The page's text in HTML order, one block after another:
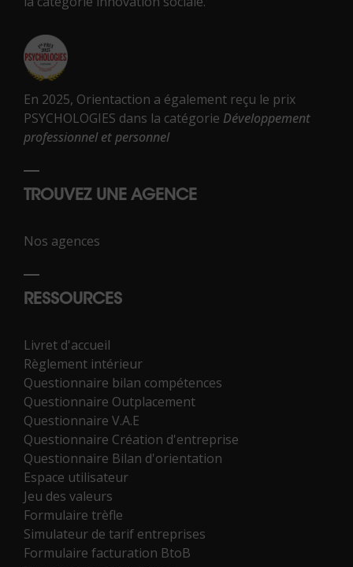
En 2025, Orientaction a également reçu le prix
PSYCHOLOGIES dans la catégorie Développement
professionnel et personnel
TROUVEZ UNE AGENCE
Nos agences
RESSOURCES
Livret d'accueil
Règlement intérieur
Questionnaire bilan compétences
Questionnaire Outplacement
Questionnaire V.A.E
Questionnaire Création d'entreprise
Questionnaire Bilan d'orientation
Espace utilisateur
Jeu des valeurs
Formulaire trèfle
Simulateur de tarif entreprises
Formulaire facturation BtoB